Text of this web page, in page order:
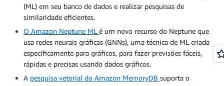
(ML) em seu banco de dados e realizar pesquisas de
similaridade eficientes.
O Amazon Neptune ML é um novo recurso do Neptune que
usa redes neurais gráficas (GNNs), uma técnica de ML criada
especificamente para gráficos, para fazer previsões fáceis,
rápidas e precisas usando dados gráficos.
A pesquisa vetorial do Amazon MemoryDB suporta o